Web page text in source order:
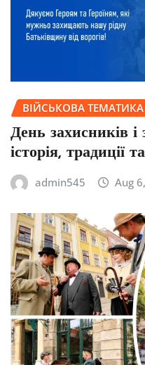
ВІЙСЬКОВА ТЕМАТИКА
День захисників
історія, традиції
admin545 Aug